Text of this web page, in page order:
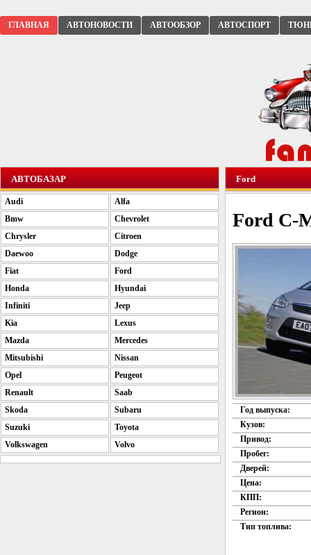
ГЛАВНАЯ АВТОНОВОСТИ АВТООБЗОР АВТОСПОРТ
Ford
Ford C-
Год выпуска:
Кузов:
Привод:
Пробег:
Дверей:
Цена:
КПП:
Регион:
Тип топлива:
АВТОБАЗАР
Audi
Alfa
Bmw
Chevrolet
Chrysler
Citroen
Daewoo
Dodge
Fiat
Ford
Honda
Hyundai
Infiniti
Jeep
Kia
Lexus
Mazda
Mercedes
Mitsubishi
Nissan
Opel
Peugeot
Renault
Saab
Skoda
Subaru
Suzuki
Toyota
Volkswagen
Volvo